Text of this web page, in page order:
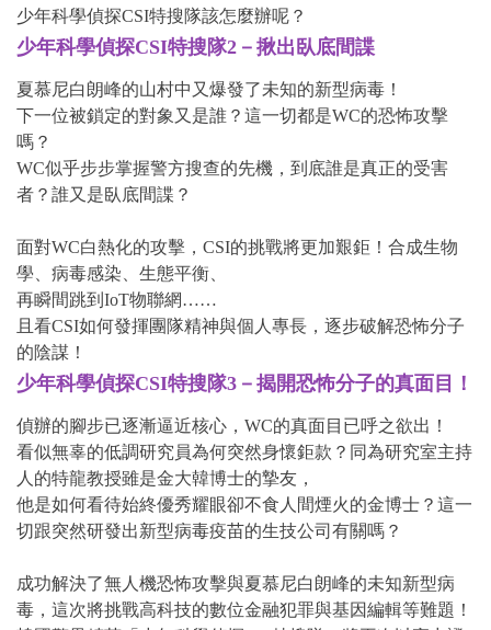
少年科學偵探CSI特搜隊該怎麼辦呢？
少年科學偵探CSI特搜隊2－揪出臥底間諜
夏慕尼白朗峰的山村中又爆發了未知的新型病毒！
下一位被鎖定的對象又是誰？這一切都是WC的恐怖攻擊
嗎？
WC似乎步步掌握警方搜查的先機，到底誰是真正的受害
者？誰又是臥底間諜？
面對WC白熱化的攻擊，CSI的挑戰將更加艱鉅！合成生物
學、病毒感染、生態平衡、
再瞬間跳到IoT物聯網……
且看CSI如何發揮團隊精神與個人專長，逐步破解恐怖分子
的陰謀！
少年科學偵探CSI特搜隊3－揭開恐怖分子的真面目！
偵辦的腳步已逐漸逼近核心，WC的真面目已呼之欲出！
看似無辜的低調研究員為何突然身懷鉅款？同為研究室主持
人的特龍教授雖是金大韓博士的摯友，
他是如何看待始終優秀耀眼卻不食人間煙火的金博士？這一
切跟突然研發出新型病毒疫苗的生技公司有關嗎？
成功解決了無人機恐怖攻擊與夏慕尼白朗峰的未知新型病
毒，這次將挑戰高科技的數位金融犯罪與基因編輯等難題！